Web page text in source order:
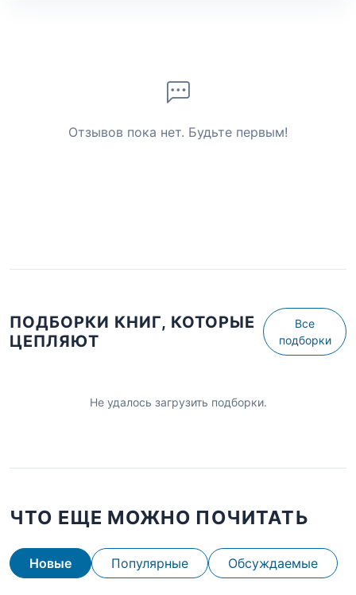
Отзывов пока нет. Будьте первым!
ПОДБОРКИ КНИГ, КОТОРЫЕ
ЦЕПЛЯЮТ
Все
подборки
Не удалось загрузить подборки.
ЧТО ЕЩЕ МОЖНО ПОЧИТАТЬ
Новые Популярные Обсуждаемые